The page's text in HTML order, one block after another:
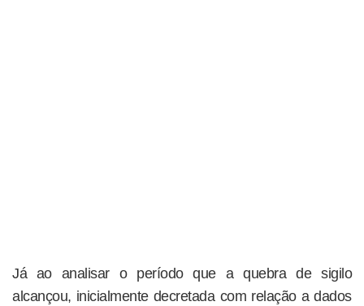
Já ao analisar o período que a quebra de sigilo
alcançou, inicialmente decretada com relação a dados